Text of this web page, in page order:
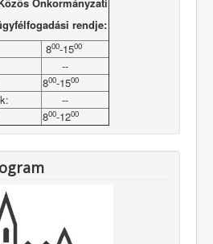
rendje:
800-1500
--
800-1500
--
800-1200